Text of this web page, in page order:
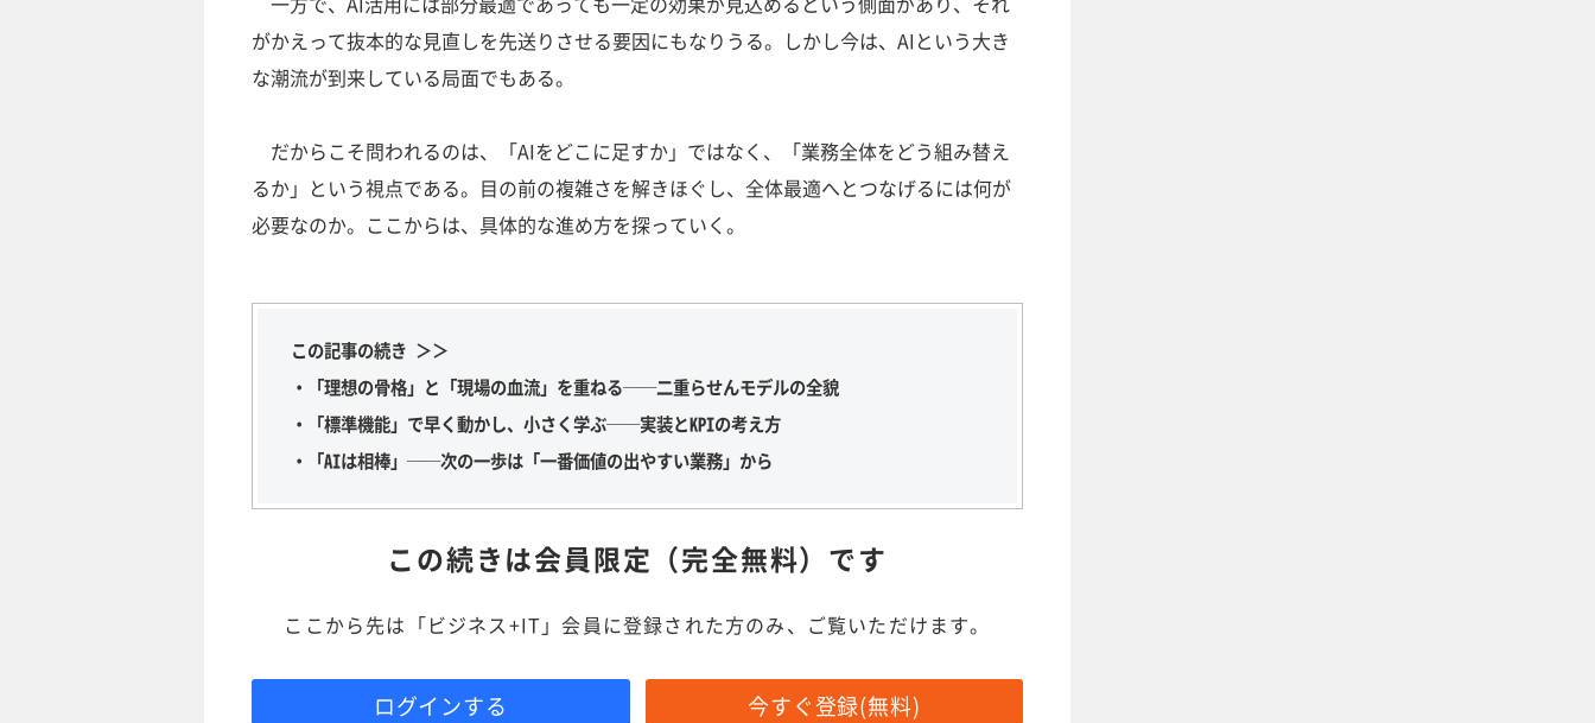
がかえって抜本的な見直しを先送りさせる要因にもなりうる。しかし今は、AIという大き
な潮流が到来している局面でもある。
だからこそ問われるのは、「AIをどこに足すか」ではなく、「業務全体をどう組み替え
るか」という視点である。目の前の複雑さを解きほぐし、全体最適へとつなげるには何が
必要なのか。ここからは、具体的な進め方を探っていく。
この記事の続き ＞＞
・「理想の骨格」と「現場の血流」を重ねる──二重らせんモデルの全貌
・「標準機能」で早く動かし、小さく学ぶ──実装とKPIの考え方
・「AIは相棒」──次の一歩は「一番価値の出やすい業務」から
この続きは会員限定（完全無料）です
ここから先は「ビジネス+IT」会員に登録された方のみ、ご覧いただけます。
ログインする 今すぐ登録(無料)